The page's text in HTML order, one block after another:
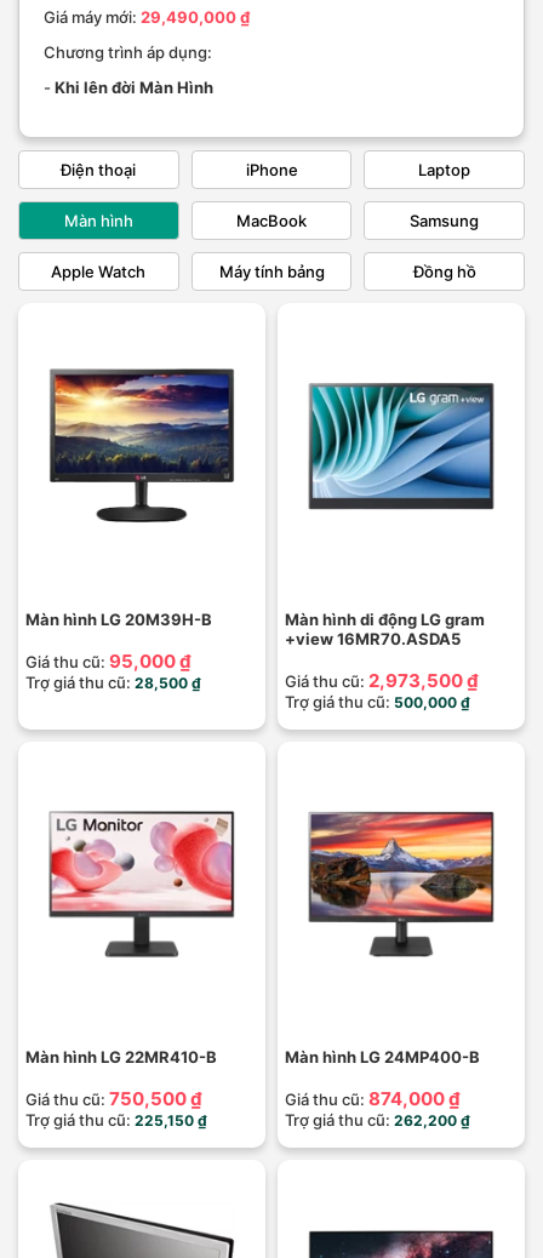
Giá máy mới: 29,490,000 ₫
Chương trình áp dụng:
- Khi lên đời Màn Hình
Điện thoại iPhone Laptop
Màn hình MacBook Samsung
Apple Watch Máy tính bảng Đồng hồ
Màn hình LG 20M39H-B
Giá thu cũ: 95,000 ₫
Trợ giá thu cũ: 28,500 ₫
Màn hình di động LG gram
+view 16MR70.ASDA5
Giá thu cũ: 2,973,500 ₫
Trợ giá thu cũ: 500,000 ₫
Màn hình LG 22MR410-B
Giá thu cũ: 750,500 ₫
Trợ giá thu cũ: 225,150 ₫
Màn hình LG 24MP400-B
Giá thu cũ: 874,000 ₫
Trợ giá thu cũ: 262,200 ₫